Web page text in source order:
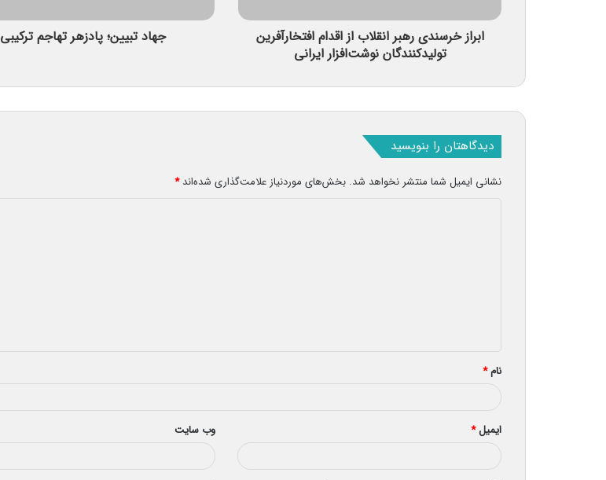
ابراز خرسندی رهبر انقلاب از اقدام افتخارآفرین
تولیدکنندگان نوشت‌افزار ایرانی
جهاد تبیین؛ پادزهر تهاجم ترکیبی
دیدگاهتان را بنویسید
نشانی ایمیل شما منتشر نخواهد شد. بخش‌های موردنیاز علامت‌گذاری شده‌اند*
*
نام*
ایمیل* وب‌ سایت